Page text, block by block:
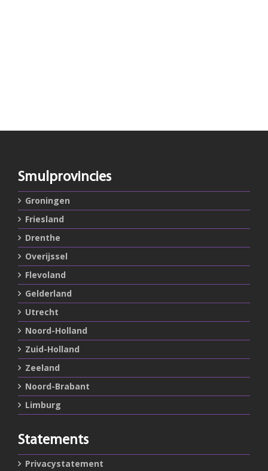
Smulprovincies
Groningen
Friesland
Drenthe
Overijssel
Flevoland
Gelderland
Utrecht
Noord-Holland
Zuid-Holland
Zeeland
Noord-Brabant
Limburg
Statements
Privacystatement